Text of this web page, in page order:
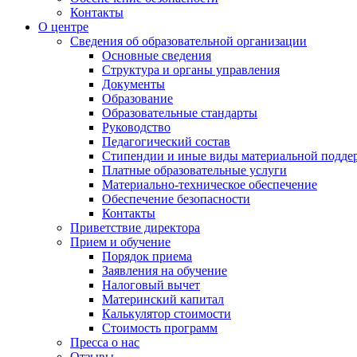
Контакты
О центре
Сведения об образовательной организации
Основные сведения
Структура и органы управления
Документы
Образование
Образовательные стандарты
Руководство
Педагогический состав
Стипендии и иные виды материальной
Платные образовательные услуги
Материально-техническое обеспечение
Обеспечение безопасности
Контакты
Приветствие директора
Прием и обучение
Порядок приема
Заявления на обучение
Налоговый вычет
Материнский капитал
Калькулятор стоимости
Стоимость программ
Пресса о нас